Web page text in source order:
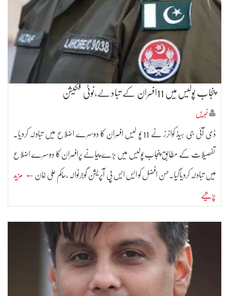
پنجاب پولیس میں 11افسران کے تبادلے،نوٹی فکیشن
خبریں
ڈی آئی جی ہیڈ کواٹرز نے 11 پو لیس افسران کا دوسرے اضلاع میں تبادلہ کردیا۔
تفصیلات کے مطابق پنجاب پولیس میں بڑے پیمانے پرافسران کا دوسرے اضلاع
میں تبادلہ کردیاگیا۔حسن افضل کو ایس ایس پی آپریشن گوجرنوالہ ،حاکم علی خان ← مزید
پڑھیے